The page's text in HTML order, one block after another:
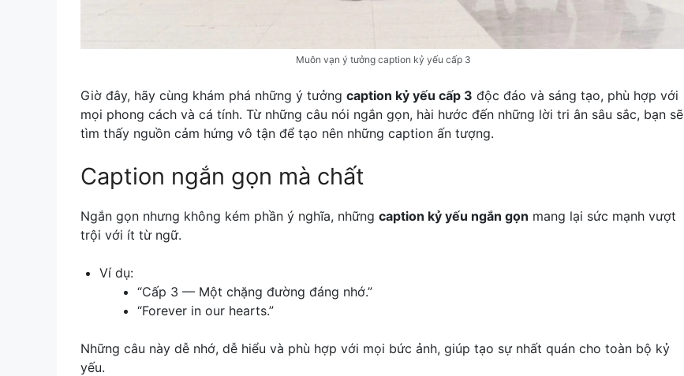
Muôn vạn ý tưởng caption kỷ yếu cấp 3
Giờ đây, hãy cùng khám phá những ý tưởng caption kỷ yếu cấp 3 độc đáo và sáng tạo, phù hợp với
mọi phong cách và cá tính. Từ những câu nói ngắn gọn, hài hước đến những lời tri ân sâu sắc, bạn sẽ
tìm thấy nguồn cảm hứng vô tận để tạo nên những caption ấn tượng.
Caption ngắn gọn mà chất
Ngắn gọn nhưng không kém phần ý nghĩa, những caption kỷ yếu ngắn gọn mang lại sức mạnh vượt
trội với ít từ ngữ.
Ví dụ:
“Cấp 3 — Một chặng đường đáng nhớ.”
“Forever in our hearts.”
Những câu này dễ nhớ, dễ hiểu và phù hợp với mọi bức ảnh, giúp tạo sự nhất quán cho toàn bộ kỷ
yếu.